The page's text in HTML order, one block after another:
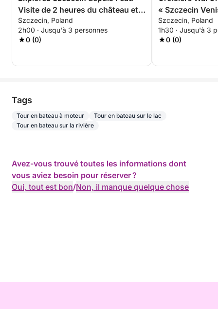
Visite de 2 heures du château et
de l'île
Szczecin, Poland
2h00 · Jusqu'à 3 personnes
0 (0)
« Szczecin
panoramique
demie
Szczecin, Poland
1h30 · Jusqu'à 3
0 (0)
Tags
Tour en bateau à moteur
Tour en bateau sur le lac
Tour en bateau sur la rivière
Avez-vous trouvé toutes les informations dont
vous aviez besoin pour réserver ?
Oui, tout est bon/Non, il manque quelque chose